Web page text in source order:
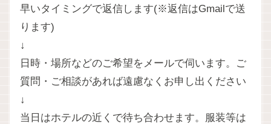
早いタイミングで返信します(※返信はGmailで送
ります)
↓
日時・場所などのご希望をメールで伺います。ご
質問・ご相談があれば遠慮なくお申し出ください
↓
当日はホテルの近くで待ち合わせます。服装等は